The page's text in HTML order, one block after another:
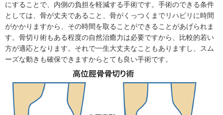
にすることで、内側の負担を軽減する手術です。手術のできる条件
としては、骨が丈夫であること、骨がくっつくまでリハビリに時間
がかかりますから、その時間を取ることができることがあげられま
す。骨切り術もある程度の自然治癒力は必要ですから、比較的若い
方が適応となります。それで一生大丈夫なこともありますし、スム
ーズな動きも確保できますからとても良い手術です。